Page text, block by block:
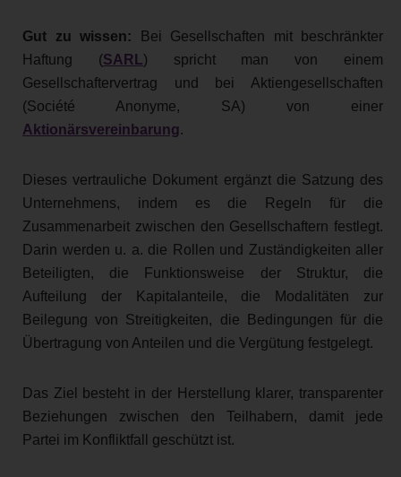
Gut zu wissen: Bei Gesellschaften mit beschränkter
Haftung (SARL) spricht man von einem
Gesellschaftervertrag und bei Aktiengesellschaften
(Société Anonyme, SA) von einer
Aktionärsvereinbarung.
Dieses vertrauliche Dokument ergänzt die Satzung des
Unternehmens, indem es die Regeln für die
Zusammenarbeit zwischen den Gesellschaftern festlegt.
Darin werden u. a. die Rollen und Zuständigkeiten aller
Beteiligten, die Funktionsweise der Struktur, die
Aufteilung der Kapitalanteile, die Modalitäten zur
Beilegung von Streitigkeiten, die Bedingungen für die
Übertragung von Anteilen und die Vergütung festgelegt.
Das Ziel besteht in der Herstellung klarer, transparenter
Beziehungen zwischen den Teilhabern, damit jede
Partei im Konfliktfall geschützt ist.